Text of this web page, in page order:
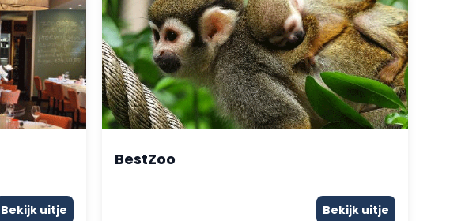
Bekijk uitje
BestZoo
Bekijk uitje